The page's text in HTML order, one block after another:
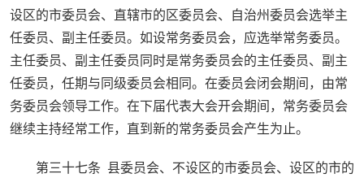
设区的市委员会、直辖市的区委员会、自治州委员会选举主
任委员、副主任委员。如设常务委员会，应选举常务委员。
主任委员、副主任委员同时是常务委员会的主任委员、副主
任委员，任期与同级委员会相同。在委员会闭会期间，由常
务委员会领导工作。在下届代表大会开会期间，常务委员会
继续主持经常工作，直到新的常务委员会产生为止。
第三十七条 县委员会、不设区的市委员会、设区的市的